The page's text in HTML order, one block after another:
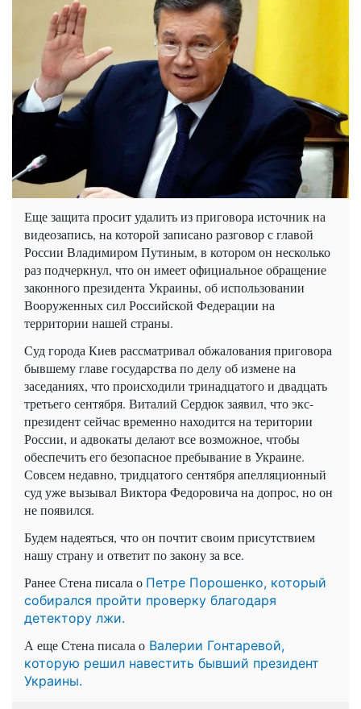
Еще защита просит удалить из приговора источник на
видеозапись, на которой записано разговор с главой
России Владимиром Путиным, в котором он несколько
раз подчеркнул, что он имеет официальное обращение
законного президента Украины, об использовании
Вооруженных сил Российской Федерации на
территории нашей страны.
Суд города Киев рассматривал обжалования приговора
бывшему главе государства по делу об измене на
заседаниях, что происходили тринадцатого и двадцать
третьего сентября. Виталий Сердюк заявил, что экс-
президент сейчас временно находится на територии
России, и адвокаты делают все возможное, чтобы
обеспечить его безопасное пребывание в Украине.
Совсем недавно, тридцатого сентября апелляционный
суд уже вызывал Виктора Федоровича на допрос, но он
не появился.
Будем надеяться, что он почтит своим присутствием
нашу страну и ответит по закону за все.
Ранее Стена писала о Петре Порошенко, который
собирался пройти проверку благодаря
детектору лжи.
А еще Стена писала о Валерии Гонтаревой,
которую решил навестить бывший президент
Украины.